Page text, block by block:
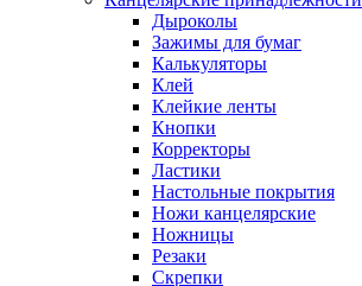
Дыроколы
Зажимы для бумаг
Калькуляторы
Клей
Клейкие ленты
Кнопки
Корректоры
Ластики
Настольные покрытия
Ножи канцелярские
Ножницы
Резаки
Скрепки